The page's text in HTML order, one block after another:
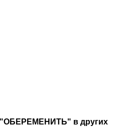
"ОБЕРЕМЕНИТЬ" в других